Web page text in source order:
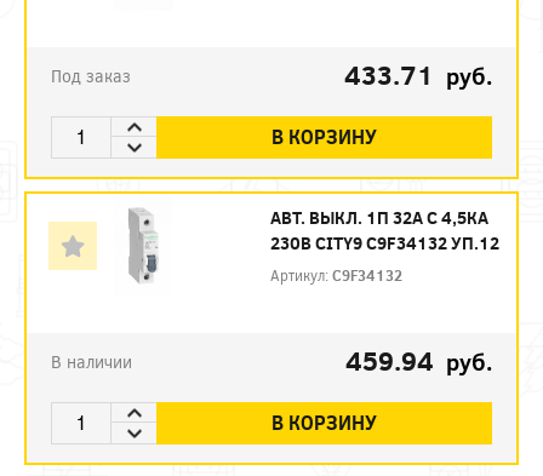
Под заказ 433.71 руб.
В КОРЗИНУ
АВТ. ВЫКЛ. 1П 32А С 4,5КА
230В CITY9 C9F34132 УП.12
Артикул:C9F34132
В наличии 459.94 руб.
В КОРЗИНУ